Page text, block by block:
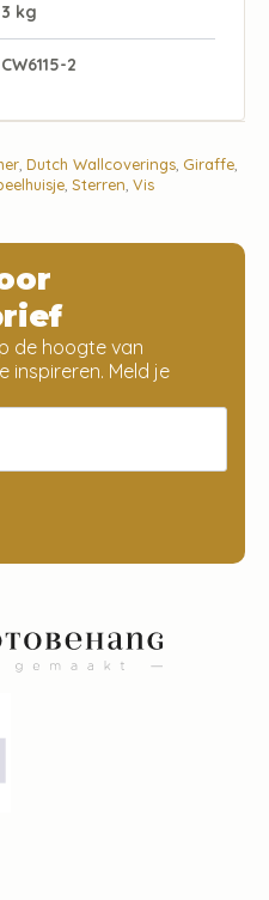
3 kg
CW6115-2
, Dutch Wallcoverings, Giraffe,
, Sterren, Vis
de hoogte van
inspireren. Meld je